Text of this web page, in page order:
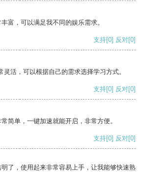
富，可以满足我不同的娱乐需求。
支持[0] 反对[0]
活，可以根据自己的需求选择学习方式。
支持[0] 反对[0]
简单，一键加速就能开启，非常方便。
支持[0] 反对[0]
了，使用起来非常容易上手，让我能够快速熟